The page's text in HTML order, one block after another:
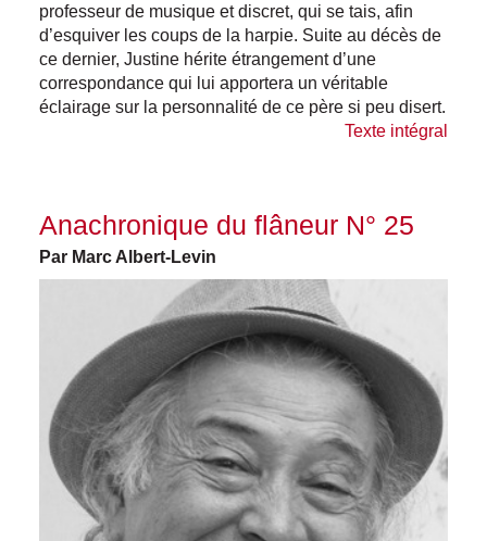
professeur de musique et discret, qui se tais, afin
d’esquiver les coups de la harpie. Suite au décès de
ce dernier, Justine hérite étrangement d’une
correspondance qui lui apportera un véritable
éclairage sur la personnalité de ce père si peu disert.
Texte intégral
Anachronique du flâneur N° 25
Par Marc Albert-Levin